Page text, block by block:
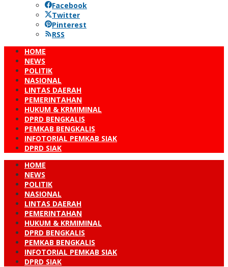
Facebook
Twitter
Pinterest
RSS
HOME
NEWS
POLITIK
NASIONAL
LINTAS DAERAH
PEMERINTAHAN
HUKUM & KRMIMINAL
DPRD BENGKALIS
PEMKAB BENGKALIS
INFOTORIAL PEMKAB SIAK
DPRD SIAK
HOME
NEWS
POLITIK
NASIONAL
LINTAS DAERAH
PEMERINTAHAN
HUKUM & KRMIMINAL
DPRD BENGKALIS
PEMKAB BENGKALIS
INFOTORIAL PEMKAB SIAK
DPRD SIAK